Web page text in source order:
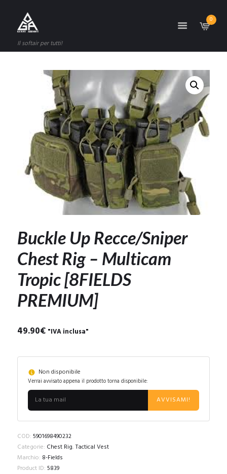
Il softair per tutti!
0
Buckle Up Recce/Sniper
Chest Rig – Multicam
Tropic [8FIELDS
PREMIUM]
49.90€ "IVA inclusa"
Non disponibile
Verrai avvisato appena il prodotto torna disponibile:
AVVISAMI!
COD: 5901698490232
Categorie: Chest Rig,Tactical Vest
Marchio: 8-Fields
Product ID: 5839